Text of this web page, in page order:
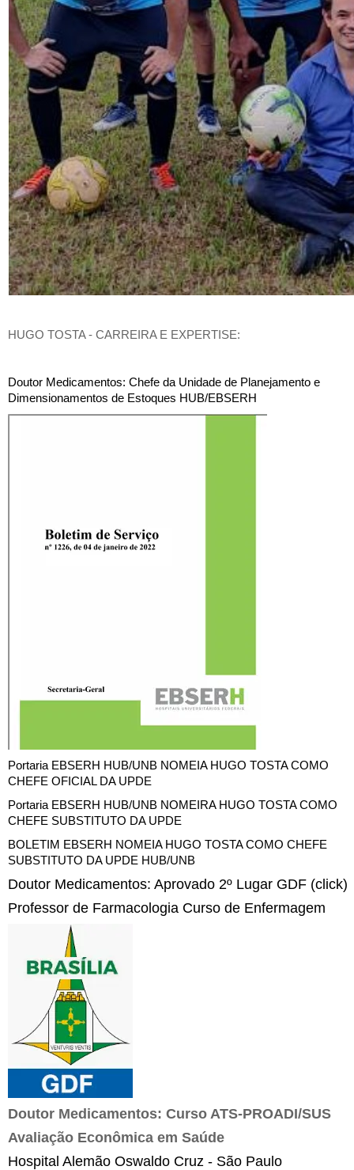
HUGO TOSTA - CARREIRA E EXPERTISE:
Doutor Medicamentos: Chefe da Unidade de Planejamento e
Dimensionamentos de Estoques HUB/EBSERH
Portaria EBSERH HUB/UNB NOMEIA HUGO TOSTA COMO
CHEFE OFICIAL DA UPDE
Portaria EBSERH HUB/UNB NOMEIRA HUGO TOSTA COMO
CHEFE SUBSTITUTO DA UPDE
BOLETIM EBSERH NOMEIA HUGO TOSTA COMO CHEFE
SUBSTITUTO DA UPDE HUB/UNB
Doutor Medicamentos: Aprovado 2º Lugar GDF (click)
Professor de Farmacologia Curso de Enfermagem
Doutor Medicamentos: Curso ATS-PROADI/SUS
Avaliação Econômica em Saúde
Hospital Alemão Oswaldo Cruz - São Paulo